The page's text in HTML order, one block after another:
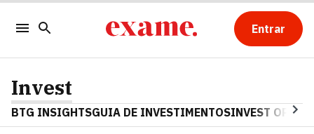
Entrar
Invest
BTG INSIGHTSGUIA DE INVESTIMENTOSINVEST OPINA